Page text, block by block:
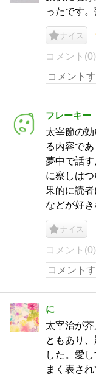
ったです。
ナイス
コメント(0)
フレーキー
太宰節の
る内容で
夢中で話
に察しは
果的に読
などが好き
ナイス
コメント(0)
に
太宰治が
ともあり
した。愛
まく表さ